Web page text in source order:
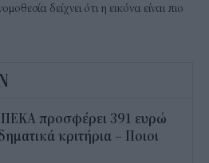
δείχνει ότι η εικόνα είναι πιο
προσφέρει 391 ευρώ
κριτήρια – Ποιοι